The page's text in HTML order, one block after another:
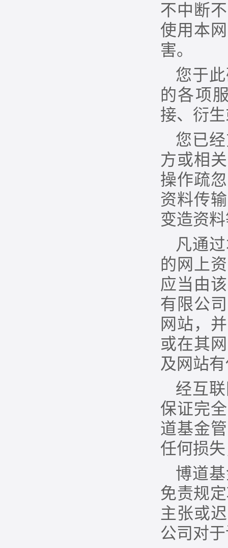
不中断
使用本
害。
您于
的各项
接、衍
您已
方或相
操作疏
资料传
变造资
凡通
的网上
应当由
有限公
网站，
或在其
及网站
经互
保证完
道基金
任何损
博道
免责规
主张或
公司对